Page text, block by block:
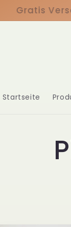
Gratis
Startseite
K